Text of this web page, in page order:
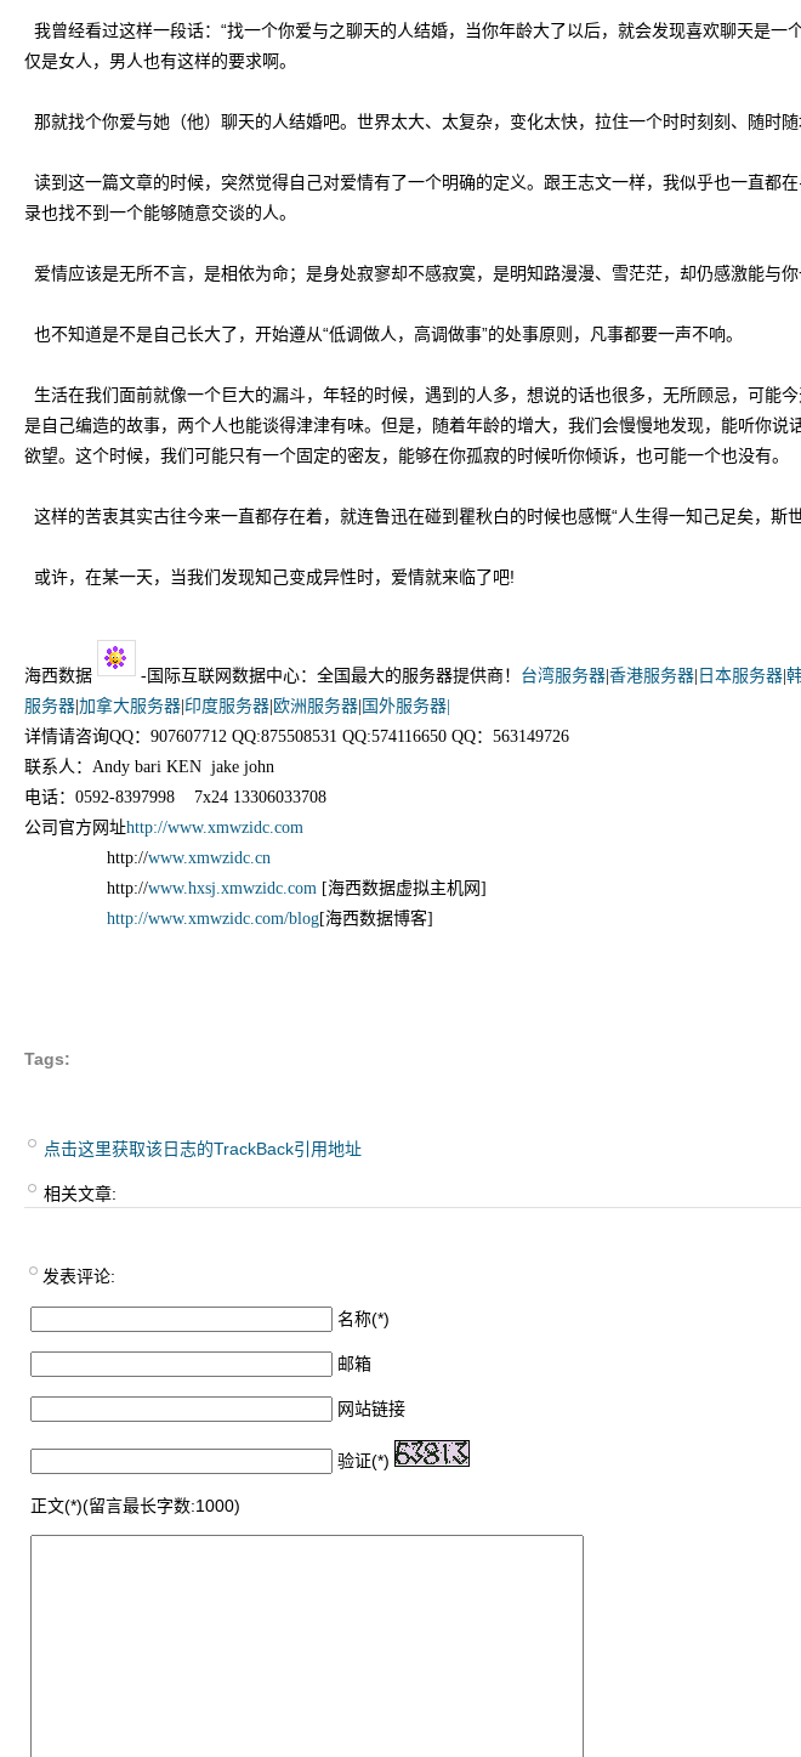
我曾经看过这样一段话：“找一个你爱与之聊天的人结婚，当你年龄大了以后，就会发现喜欢聊天是
仅是女人，男人也有这样的要求啊。
那就找个你爱与她（他）聊天的人结婚吧。世界太大、太复杂，变化太快，拉住一个时时刻刻、随时
读到这一篇文章的时候，突然觉得自己对爱情有了一个明确的定义。跟王志文一样，我似乎也一直都
录也找不到一个能够随意交谈的人。
爱情应该是无所不言，是相依为命；是身处寂寥却不感寂寞，是明知路漫漫、雪茫茫，却仍感激能与
也不知道是不是自己长大了，开始遵从“低调做人，高调做事”的处事原则，凡事都要一声不响。
生活在我们面前就像一个巨大的漏斗，年轻的时候，遇到的人多，想说的话也很多，无所顾忌，可能
是自己编造的故事，两个人也能谈得津津有味。但是，随着年龄的增大，我们会慢慢地发现，能听你
欲望。这个时候，我们可能只有一个固定的密友，能够在你孤寂的时候听你倾诉，也可能一个也没有。
这样的苦衷其实古往今来一直都存在着，就连鲁迅在碰到瞿秋白的时候也感慨“人生得一知己足矣，斯世
或许，在某一天，当我们发现知己变成异性时，爱情就来临了吧!
海西数据 -国际互联网数据中心：全国最大的服务器提供商！ 台湾服务器 香港服务器 日本服务器
服务器 加拿大服务器 印度服务器 欧洲服务器 国外服务器|
详情请咨询QQ：907607712 QQ:875508531 QQ:574116650 QQ：563149726
联系人：Andy bari KEN jake john
电话：0592-8397998 7x24 13306033708
公司官方网址http://www.xmwzidc.com
http://www.xmwzidc.cn
http://www.hxsj.xmwzidc.com [海西数据虚拟主机网]
http://www.xmwzidc.com/blog[海西数据博客]
Tags:
点击这里获取该日志的TrackBack引用地址
相关文章:
发表评论:
名称(*)
邮箱
网站链接
验证(*)
正文(*)(留言最长字数:1000)